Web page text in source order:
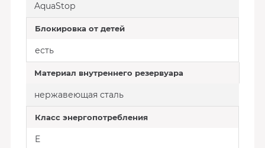
AquaStop
Блокировка от детей
есть
Материал внутреннего резервуара
нержавеющая сталь
Класс энергопотребления
E